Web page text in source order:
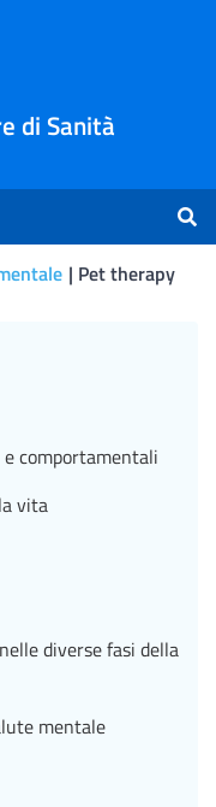
di Sanità
Pet therapy
comportamentali
vita
diverse fasi della
mentale